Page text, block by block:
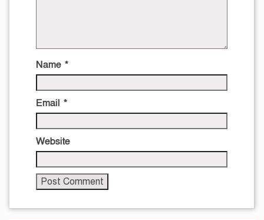
Name *
Email *
Website